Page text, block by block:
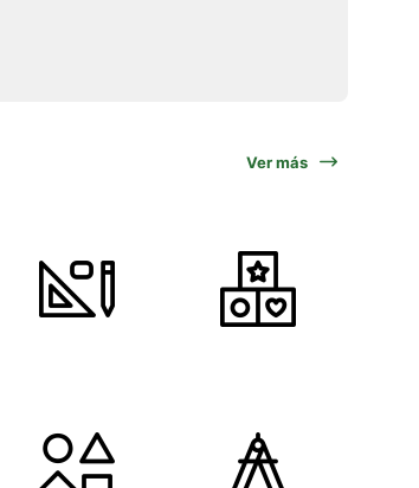
Ver más